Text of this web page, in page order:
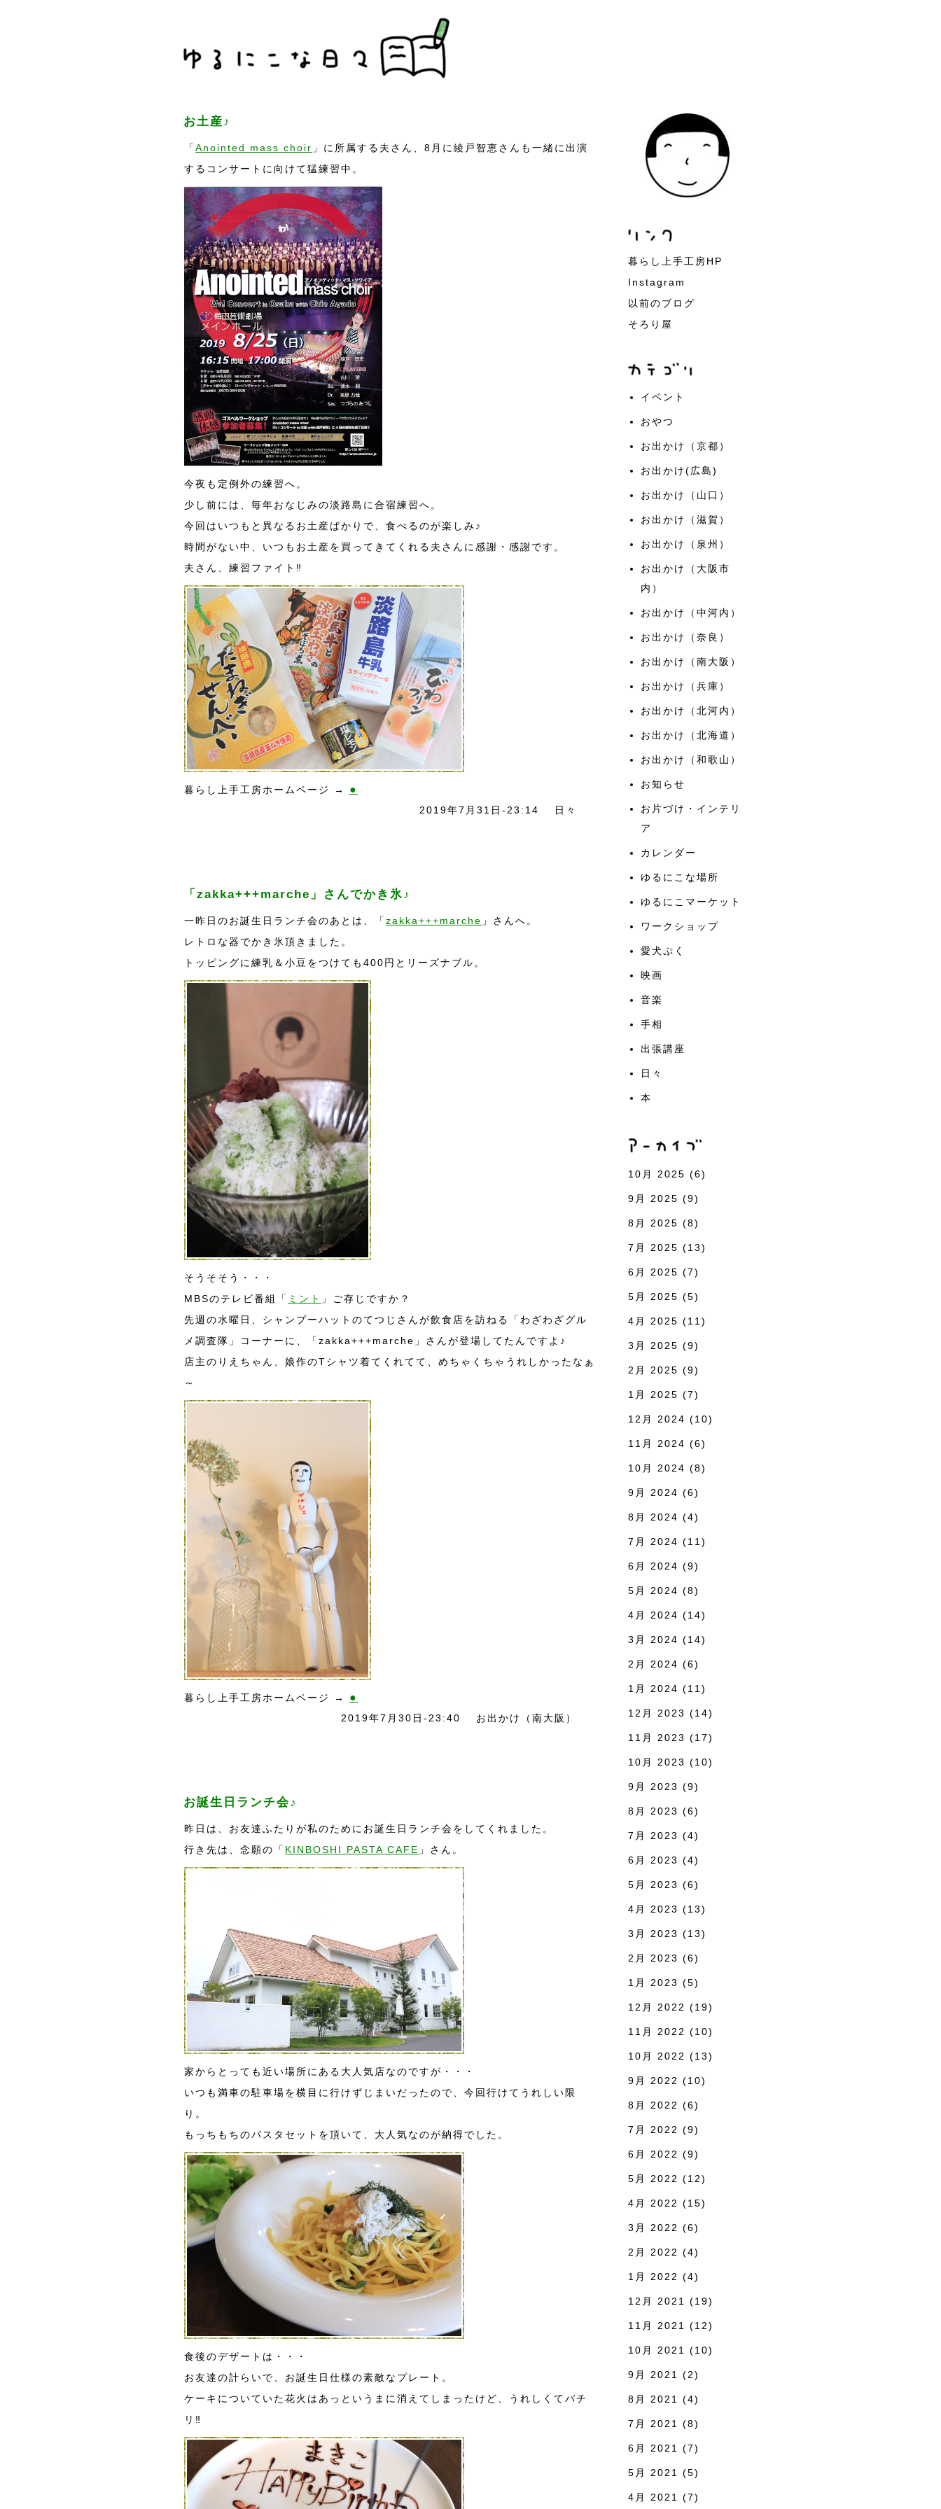
お土産♪
「 Anointed mass choir 」に所属する夫さん、8月に綾戸智恵さんも一緒に出演
するコンサートに向けて猛練習中。
今夜も定例外の練習へ。
少し前には、毎年おなじみの淡路島に合宿練習へ。
今回はいつもと異なるお土産ばかりで、食べるのが楽しみ♪
時間がない中、いつもお土産を買ってきてくれる夫さんに感謝・感謝です。
夫さん、練習ファイト‼
暮らし上手工房ホームページ → ●
2019年7月31日-23:14 日々
「zakka+++marche」さんでかき氷♪
一昨日のお誕生日ランチ会のあとは、「 zakka+++marche 」さんへ。
レトロな器でかき氷頂きました。
トッピングに練乳＆小豆をつけても400円とリーズナブル。
そうそそう・・・
MBSのテレビ番組「 ミント
」ご存じですか？
先週の水曜日、シャンプーハットのてつじさんが飲食店を訪ねる「わざわざグル
メ調査隊」コーナーに、「zakka+++marche」さんが登場してたんですよ♪
店主のりえちゃん、娘作のTシャツ着てくれてて、めちゃくちゃうれしかったなぁ
～
暮らし上手工房ホームページ → ●
2019年7月30日-23:40 お出かけ（南大阪）
お誕生日ランチ会♪
昨日は、お友達ふたりが私のためにお誕生日ランチ会をしてくれました。
行き先は、念願の「 KINBOSHI PASTA CAFE 」さん。
家からとっても近い場所にある大人気店なのですが・・・
いつも満車の駐車場を横目に行けずじまいだったので、今回行けてうれしい限
り。
もっちもちのパスタセットを頂いて、大人気なのが納得でした。
食後のデザートは・・・
お友達の計らいで、お誕生日仕様の素敵なプレート。
ケーキについていた花火はあっというまに消えてしまったけど、うれしくてパチ
リ‼
暮らし上手工房HP
Instagram
以前のブログ
そろり屋
イベント
おやつ
お出かけ（京都）
お出かけ(広島)
お出かけ（山口）
お出かけ（滋賀）
お出かけ（泉州）
お出かけ（大阪市
内）
お出かけ（中河内）
お出かけ（奈良）
お出かけ（南大阪）
お出かけ（兵庫）
お出かけ（北河内）
お出かけ（北海道）
お出かけ（和歌山）
お知らせ
お片づけ・インテリ
ア
カレンダー
ゆるにこな場所
ゆるにこマーケット
ワークショップ
愛犬ぷく
映画
音楽
手相
出張講座
日々
本
10月 2025 (6)
9月 2025 (9)
8月 2025 (8)
7月 2025 (13)
6月 2025 (7)
5月 2025 (5)
4月 2025 (11)
3月 2025 (9)
2月 2025 (9)
1月 2025 (7)
12月 2024 (10)
11月 2024 (6)
10月 2024 (8)
9月 2024 (6)
8月 2024 (4)
7月 2024 (11)
6月 2024 (9)
5月 2024 (8)
4月 2024 (14)
3月 2024 (14)
2月 2024 (6)
1月 2024 (11)
12月 2023 (14)
11月 2023 (17)
10月 2023 (10)
9月 2023 (9)
8月 2023 (6)
7月 2023 (4)
6月 2023 (4)
5月 2023 (6)
4月 2023 (13)
3月 2023 (13)
2月 2023 (6)
1月 2023 (5)
12月 2022 (19)
11月 2022 (10)
10月 2022 (13)
9月 2022 (10)
8月 2022 (6)
7月 2022 (9)
6月 2022 (9)
5月 2022 (12)
4月 2022 (15)
3月 2022 (6)
2月 2022 (4)
1月 2022 (4)
12月 2021 (19)
11月 2021 (12)
10月 2021 (10)
9月 2021 (2)
8月 2021 (4)
7月 2021 (8)
6月 2021 (7)
5月 2021 (5)
4月 2021 (7)